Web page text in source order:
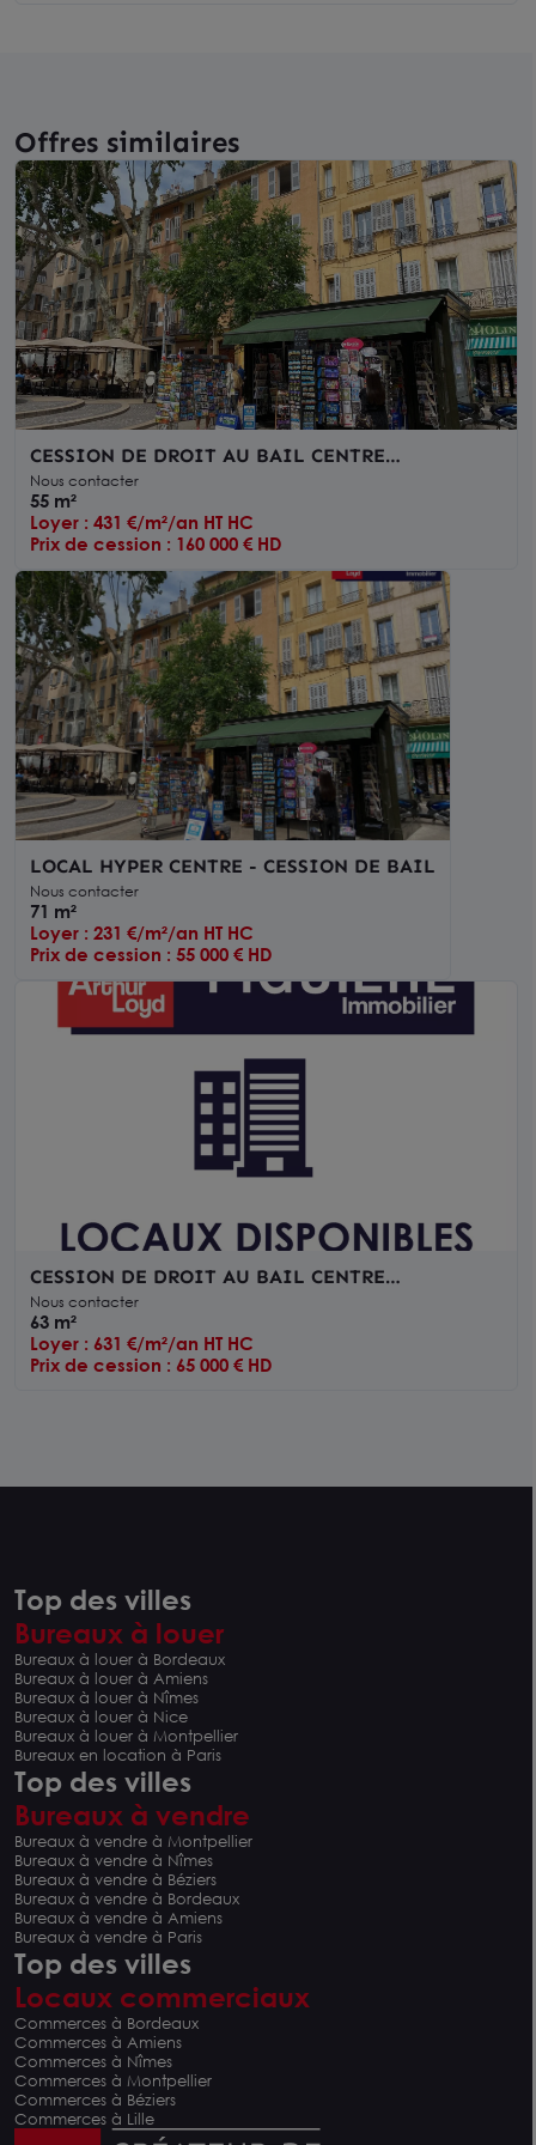
Offres similaires
CESSION DE DROIT AU BAIL CENTRE
HISTORIQUE
Nous contacter
55 m²
Loyer : 431 €/m²/an HT HC
Prix de cession : 160 000 € HD
LOCAL HYPER CENTRE - CESSION DE BAIL
Nous contacter
71 m²
Loyer : 231 €/m²/an HT HC
Prix de cession : 55 000 € HD
CESSION DE DROIT AU BAIL CENTRE
COMMERCIAL
Nous contacter
63 m²
Loyer : 631 €/m²/an HT HC
Prix de cession : 65 000 € HD
Top des villes
Bureaux à louer
Bureaux à louer à Bordeaux
Bureaux à louer à Amiens
Bureaux à louer à Nîmes
Bureaux à louer à Nice
Bureaux à louer à Montpellier
Bureaux en location à Paris
Top des villes
Bureaux à vendre
Bureaux à vendre à Montpellier
Bureaux à vendre à Nîmes
Bureaux à vendre à Béziers
Bureaux à vendre à Bordeaux
Bureaux à vendre à Amiens
Bureaux à vendre à Paris
Top des villes
Locaux commerciaux
Commerces à Bordeaux
Commerces à Amiens
Commerces à Nîmes
Commerces à Montpellier
Commerces à Béziers
Commerces à Lille